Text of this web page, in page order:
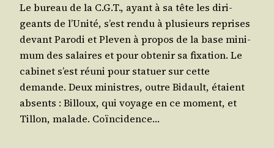
Le bureau de la C.G.T., ayant à sa tête les diri­
geants de l’U­ni­té, s’est ren­du à plu­sieurs reprises
devant Paro­di et Ple­ven à pro­pos de la base mini­
mum des salaires et pour obte­nir sa fixa­tion. Le
cabi­net s’est réuni pour sta­tuer sur cette
demande. Deux ministres, outre Bidault, étaient
absents : Billoux, qui voyage en ce moment, et
Tillon, malade. Coïncidence…